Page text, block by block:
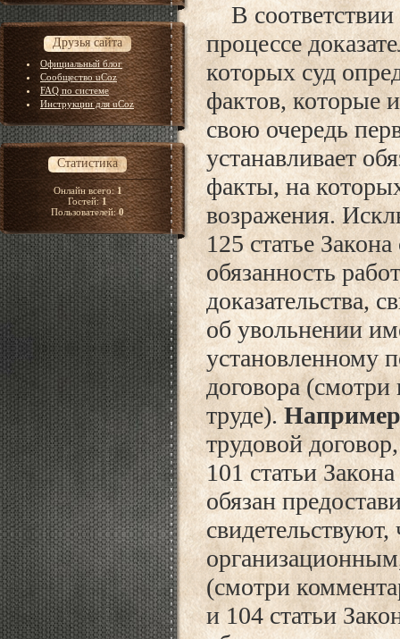
Друзья сайта
Официальный блог
Сообщество uCoz
FAQ по системе
Инструкции для uCoz
Статистика
Онлайн всего:1
Гостей:1
Пользователей:0
В соответствии
процессе
которых суд
фактов, которые
свою очередь
устанавливает
факты, на
возражения.
125 статье
обязанность
доказательства,
об увольнении
установленному
договора
труде).Например
трудовой
101 статьи
обязан
(смотри
и 104 статьи